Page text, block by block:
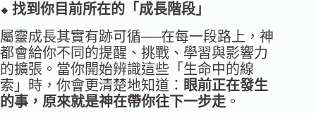
⬥ 找到你目前所在的「成長階段」
屬靈成長其實有跡可循──在每一段路上，神
都會給你不同的提醒、挑戰、學習與影響力
的擴張。當你開始辨識這些「生命中的線
索」時，你會更清楚地知道： 眼前正在發生
的事，原來就是神在帶你往下一步走。